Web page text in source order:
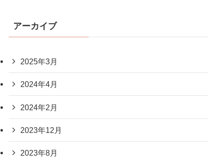
アーカイブ
2025年3月
2024年4月
2024年2月
2023年12月
2023年8月